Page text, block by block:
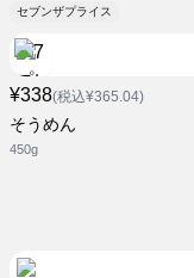
セブンザプライス
¥338(税込¥365.04)
そうめん
450g